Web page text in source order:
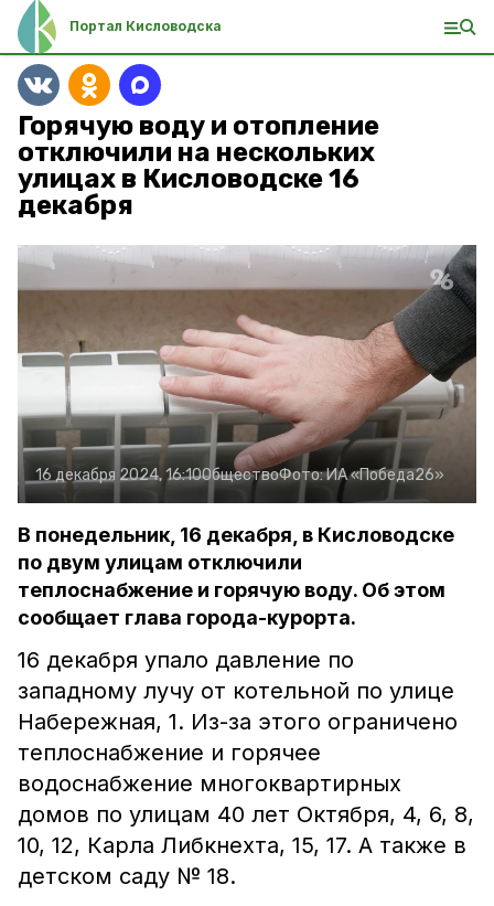
Портал Кисловодска
Горячую воду и отопление
отключили на нескольких
улицах в Кисловодске 16
декабря
16 декабря 2024, 16:10ОбществоФото:ИА «Победа26»
В понедельник, 16 декабря, в Кисловодске
по двум улицам отключили
теплоснабжение и горячую воду. Об этом
сообщает глава города-курорта.
16 декабря упало давление по
западному лучу от котельной по улице
Набережная, 1. Из-за этого ограничено
теплоснабжение и горячее
водоснабжение многоквартирных
домов по улицам 40 лет Октября, 4, 6, 8,
10, 12, Карла Либкнехта, 15, 17. А также в
детском саду № 18.